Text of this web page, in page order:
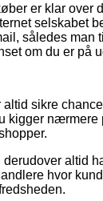
er klar
selskabet
således
om du er på
altid sikre
kigger
derudover altid
hvor